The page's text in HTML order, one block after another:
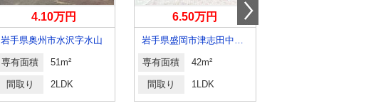
4.10万円
岩手県奥州市水沢字水山
専有面積 51m²
間取り 2LDK
6.50万円
岩手県盛岡市津志田中央１
専有面積 42m²
間取り 1LDK